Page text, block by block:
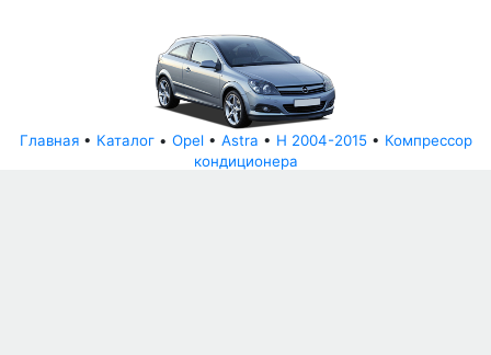
Главная• Каталог• Opel• Astra • H 2004-2015• Компрессор
кондиционера